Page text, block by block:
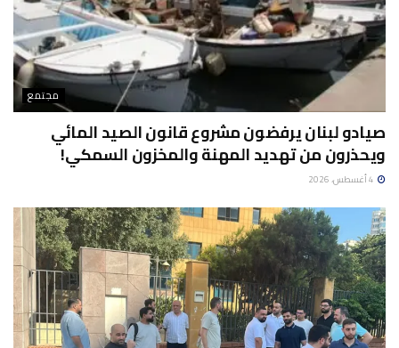
مجتمع
صيادو لبنان يرفضون مشروع قانون الصيد المائي
ويحذرون من تهديد المهنة والمخزون السمكي!